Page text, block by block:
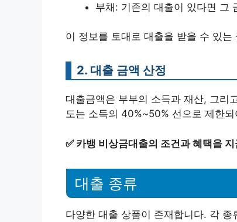
부채: 기존의 대출이 있다면 그
이 정보를 토대로 대출을 받을 수 있
2. 대출 금액 산정
대출금액은 부부의 소득과 재산, 그리
도는 소득의 40%~50% 선으로 제한
✅ 카뱅 비상금대출의 조건과 혜택을
대출 종류
다양한 대출 상품이 존재합니다. 각